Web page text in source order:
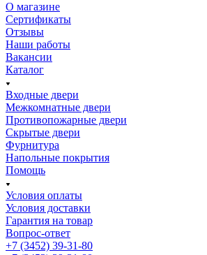
О магазине
Сертификаты
Отзывы
Наши работы
Вакансии
Каталог
Входные двери
Межкомнатные двери
Противопожарные двери
Скрытые двери
Фурнитура
Напольные покрытия
Помощь
Условия оплаты
Условия доставки
Гарантия на товар
Вопрос-ответ
+7 (3452) 39-31-80